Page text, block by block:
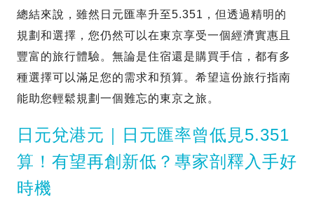
總結來說，雖然日元匯率升至5.351，但透過精明的
規劃和選擇，您仍然可以在東京享受一個經濟實惠且
豐富的旅行體驗。無論是住宿還是購買手信，都有多
種選擇可以滿足您的需求和預算。希望這份旅行指南
能助您輕鬆規劃一個難忘的東京之旅。
日元兌港元｜日元匯率曾低見5.351
算！有望再創新低？專家剖釋入手好
時機